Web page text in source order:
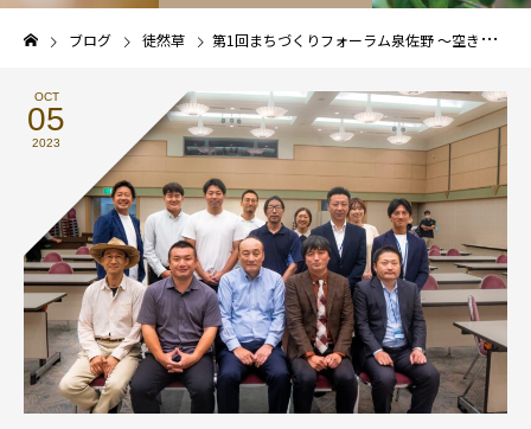
ブログ 徒然草 第1回まちづくりフォーラム泉佐野 〜空き家とコミュニティで地域活性へ〜
OCT
05
2023